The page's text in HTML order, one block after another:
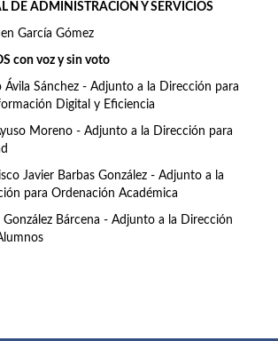
DE ADMINISTRACIÓN Y SERVICIOS
García Gómez
con voz y sin voto
Ávila Sánchez - Adjunto a la Dirección para
Digital y Eficiencia
Moreno - Adjunto a la Dirección para
Javier Barbas González - Adjunto a la
para Ordenación Académica
González Bárcena - Adjunto a la Dirección